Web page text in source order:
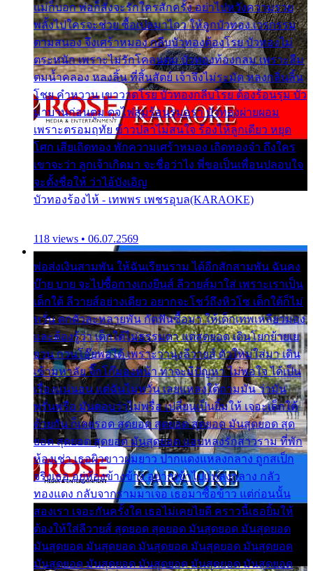
แม่ก็บอก พ่อก็สั่งจะรักใครสักครั้ง อย่าไปหวังความรวย
พลั้งไปใครจะช่วย ซื้อเปลมาไกว ให้ลูกบัวทอง เวรกรรม
ตามสนอง จึงเศร้าหมอง กลีบบัวทองต้องโรย บัวทองไม่
ตระหนัก เพราะไม่รักโคลนตม บัวทองท้องกลม เพราะลืม
ตมน้ำคลอง หลงลิ้น ที่สิ้นสัตย์ เจ้าจึงไม่ระมัด หลงกลิ่นลิ้น
โชย คำหวาน เขาวาดโรย บัวทองกลีบโรย ต้องร้อนรุม บัว
มาบานก่อนตูม ดุจไฟสุมร้อนรุมอุรา บัวทองผ่ายผอม
เพราะตรอมฤทัย ข้าวปลาไม่สนใจ ร้องไห้ลูกเดียว หยุด
โศก เสียเถิดทอง พักความเศร้าหมอง เถิดทองจ๋า ถึงใคร
เขาจะว่า ลูกเจ้าเกิดมา จะชื่อว่าไง พี่ขอเป็นเพื่อนปลอบใจ
จะตั้งชื่อให้ ว่าไอ้บังเอิญ
บัวทองร้องไห้ - เทพพร เพชรอุบล(KARAOKE)
118 views • 06.07.2569
พ่อส่งเงินสามพัน ให้ฉันเรียนราม ได้อีกสักสามพัน ฉันคง
บ๊าย บาย จะไปซื้อกางเกงยีนส์ ลีวายส์มาใส่ เพราะเราเป็น
เด็กใต้ ลีวายส์อย่างเดียว อยากจะโชว์ถึงหิวโซ เด็กใต้ก็ไม่
หวั่น ตกตัวละหลายพัน กัดฟันซื้อมา ให้เด็กเทพเหลียวมอง
และต้องรู้ว่า เด็กใต้ไม่ธรรมดา แต่สุดยอด เดินโยกย้ายเย
ยวน กวนโอ๊ยพอได้ เพราะว่านุ่งลีวายส์ ตัวใหม่ใส่มา เดิน
เข้ามหาลัย จิ๊กโก๊มองหน้า ท่าจะมีปัญหา ไม่พอใจ ได้เป็น
เรื่องแน่นอน แต่ฉันไม่หวั่น เลยแหลงใต้ถามมัน ว่ามัน
พรั่นพรือ มันตอบว่าไม่พรื่อ เปลี่ยนเป็นยิ้มให้ เจอะเด็กใต้
ด้วยกัน ก็เลยรอด สุดยอด สุดยอด สุดยอด มันสุดยอด สุด
ยอด สุดยอด สุดยอด มันสุดยอด แอบหลงรักสาวราม ที่พัก
ห้องเช่า เธอผิวขาวผมยาว ปากแดงแหลงกลาง ถูกสเป็ก
จริงเธอ อยู่ห้องข้างข้าง อยากเข้าไปแหลงกลาง กลัว
ทองแดง กลับจากรามมาเจอ เธอมาซื้อข้าว แต่ก่อนนั้น
สองเรา เจอะกันครั้งใด เธอไม่เคยไยดี คราวนี้เธอยิ้มให้
ต้องให้ใส่ลีวายส์ สุดยอด สุดยอด มันสุดยอด มันสุดยอด
มันสุดยอด มันสุดยอด มันสุดยอด มันสุดยอด มันสุดยอด
มันสุดยอด มันสุดยอด มันสุดยอด มันสุดยอด มันสุดยอด